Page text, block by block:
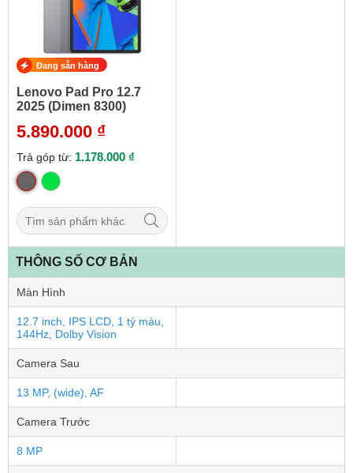
Lenovo Pad Pro 12.7
2025 (Dimen 8300)
5.890.000 ₫
Trả góp từ: 1.178.000 ₫
Đang sẵn hàng
THÔNG SỐ CƠ BẢN
Màn Hình
12.7 inch, IPS LCD, 1 tỷ màu,
144Hz, Dolby Vision
Camera Sau
13 MP, (wide), AF
Camera Trước
8 MP